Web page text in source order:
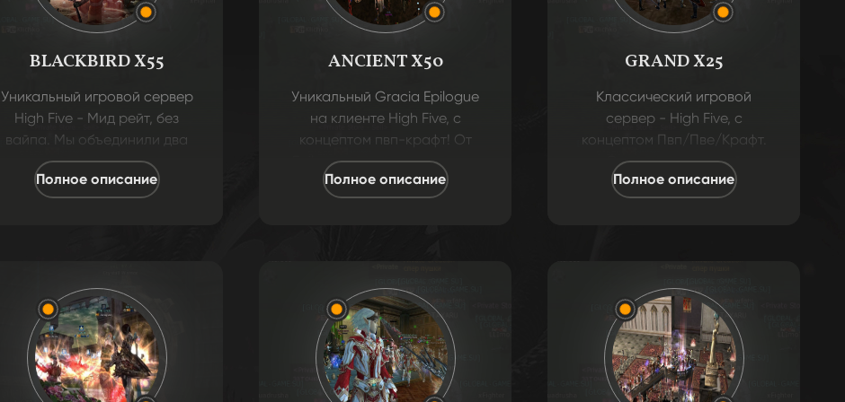
BLACKBIRD X55
Уникальный игровой сервер
High Five - Мид рейт, без
вайпа. Мы объединили два
концепта, классику и
минимум дополнение. Легкий
старт, стабильный дроп,
Полное описание
ANCIENT X50
Уникальный Gracia Epilogue
на клиенте High Five, с
концептом пвп-крафт! От
Epilogue: скиллы, механизм,
"атмосфера". Остальное:
локации, вещи, монстры от
Полное описание
GRAND X25
Классический игровой
сервер - High Five, с
концептом Пвп/Пве/Крафт.
Окунитесь в старый
классический мир и
вспомните былые времена!
Полное описание